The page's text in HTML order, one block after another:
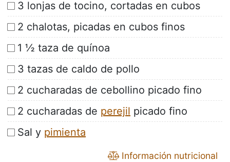
3 lonjas de tocino, cortadas en cubos
2 chalotas, picadas en cubos finos
1 ½ taza de quínoa
3 tazas de caldo de pollo
2 cucharadas de cebollino picado fino
2 cucharadas de perejil picado fino
Sal y pimienta
Información nutricional